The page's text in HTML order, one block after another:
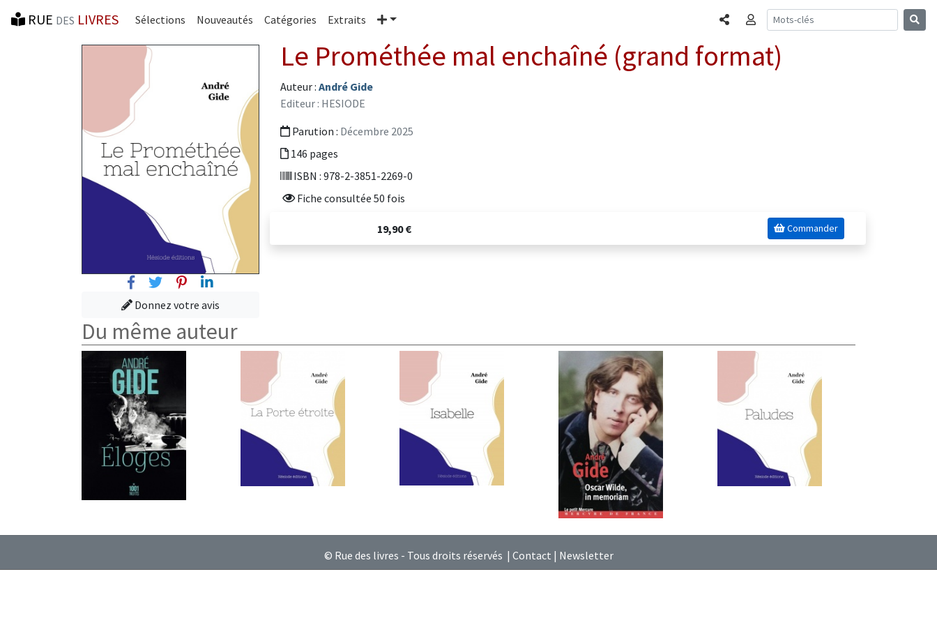
RUE DES LIVRES Sélections Nouveautés Catégories Extraits Plus PartagerConnexion
FacebookTwitterPinterest
Linkedin
Donnez votre avis
Le Prométhée mal enchaîné (grand format)
Auteur : André Gide
Editeur : HESIODE
Parution : Décembre 2025
146 pages
ISBN : 978-2-3851-2269-0
Fiche consultée 50 fois
19,90 € Commander
Du même auteur
© Rue des livres - Tous droits réservés | Contact | Newsletter